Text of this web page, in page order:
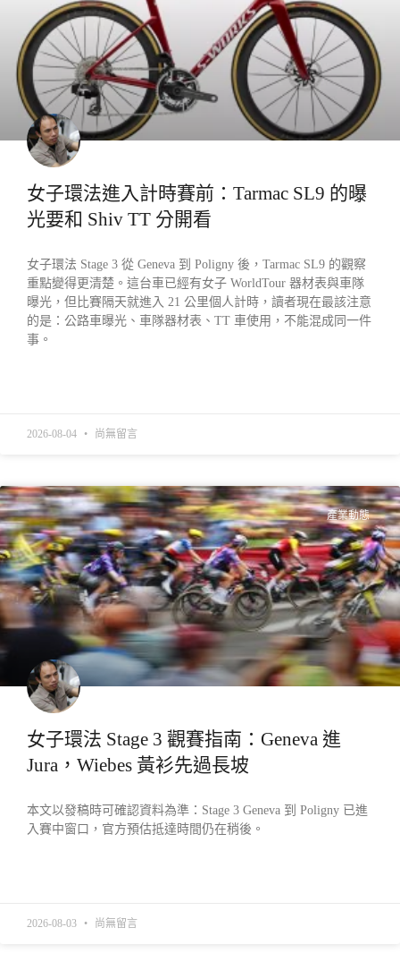
女子環法進入計時賽前：Tarmac SL9 的曝
光要和 Shiv TT 分開看
女子環法 Stage 3 從 Geneva 到 Poligny 後，Tarmac SL9 的觀察
重點變得更清楚。這台車已經有女子 WorldTour 器材表與車隊
曝光，但比賽隔天就進入 21 公里個人計時，讀者現在最該注意
的是：公路車曝光、車隊器材表、TT 車使用，不能混成同一件
事。
2026-08-04 尚無留言
產業動態
女子環法 Stage 3 觀賽指南：Geneva 進
Jura，Wiebes 黃衫先過長坡
本文以發稿時可確認資料為準：Stage 3 Geneva 到 Poligny 已進
入賽中窗口，官方預估抵達時間仍在稍後。
2026-08-03 尚無留言